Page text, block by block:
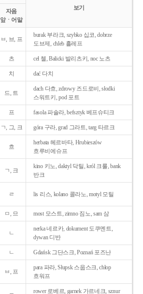
보기
자음
앞ㆍ어말
ㅂ, 브, 프
burak 부라크, szybko 십코, dobrze
도브제, chleb 흘레프
츠 cel 첼, Balicki 발리츠키, noc 노츠
치 dać 다치
드, 트
dach 다흐, zdrowy 즈드로비, słodki
스워트키, pod 포트
프 fasola 파솔라, befsztyk 베프슈티크
ㄱ, 그, 크 góra 구라, grad 그라트, targ 타르크
흐
herbata 헤르바타, Hrubieszów
흐루비에슈프
ㄱ, 크
kino 키노, daktyl 닥틸, król 크룰, bank
반크
ㄹ lis 리스, kolano 콜라노, motyl 모틸
ㅁ, 므 most 모스트, zimno 짐노, sam 삼
ㄴ
nerka 네르카, dokument 도쿠멘트,
dywan 디반
ㄴ Gdańsk 그단스크, Poznań 포즈난
ㅂ, 프
para 파라, Słupsk 스웁스크, chłop
흐워프
rower 로베르, garnek 가르네크, sznur